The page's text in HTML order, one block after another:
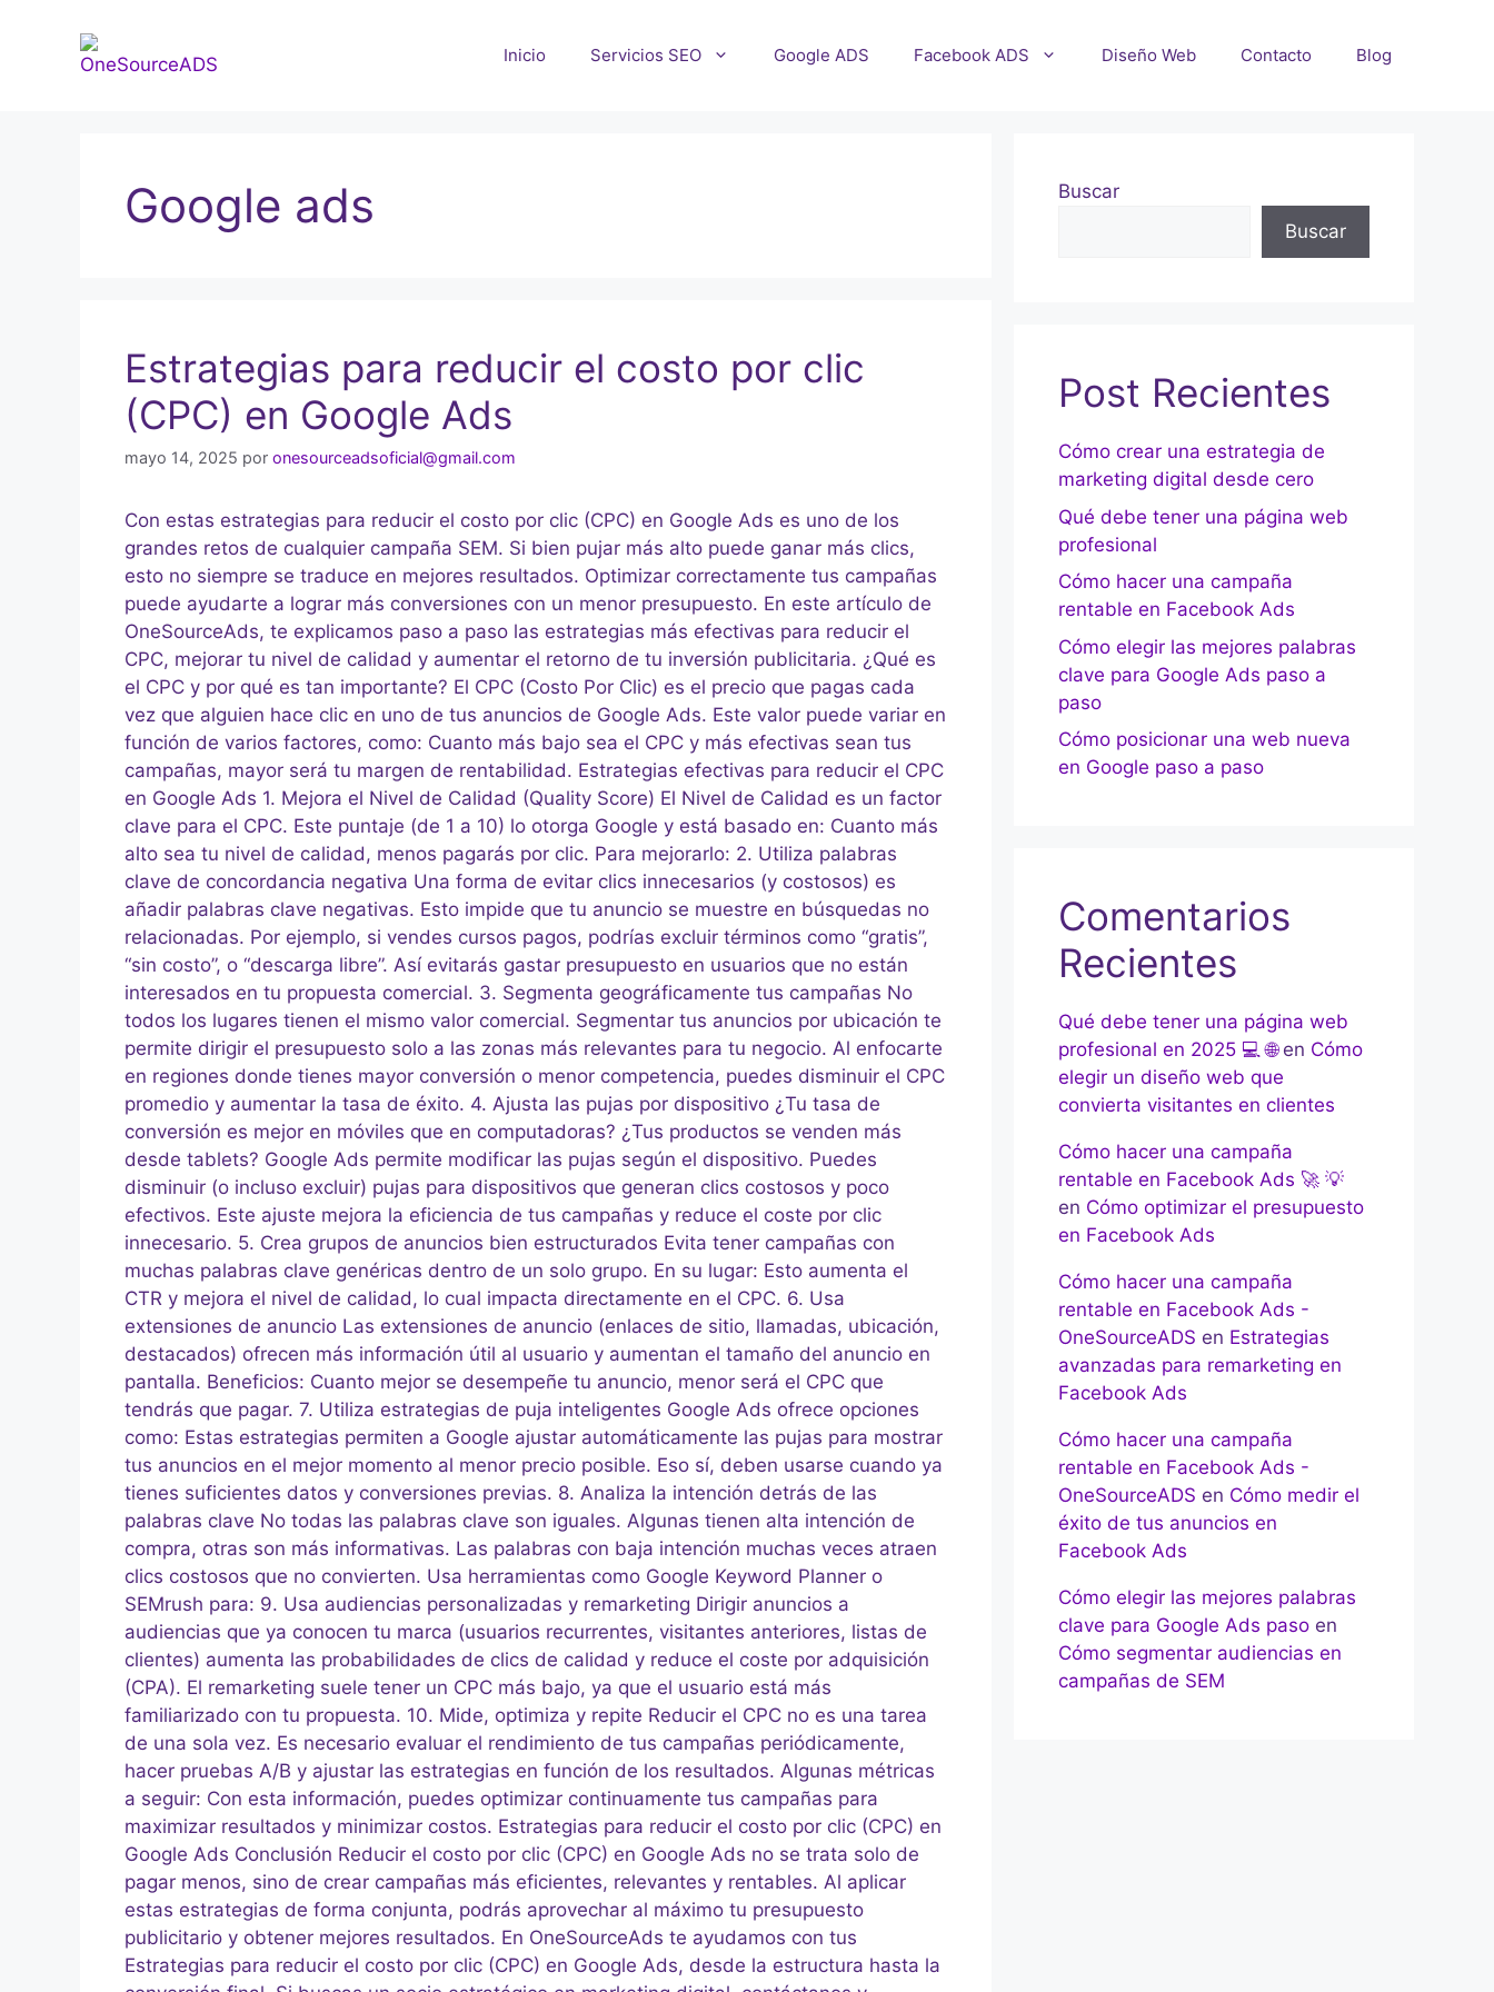
Inicio Servicios SEO Google ADS Facebook ADS Diseño Web Contacto Blog
Google ads
Estrategias para reducir el costo por clic
(CPC) en Google Ads
mayo 14, 2025 por onesourceadsoficial@gmail.com
Con estas estrategias para reducir el costo por clic (CPC) en Google Ads es uno de los
grandes retos de cualquier campaña SEM. Si bien pujar más alto puede ganar más clics,
esto no siempre se traduce en mejores resultados. Optimizar correctamente tus campañas
puede ayudarte a lograr más conversiones con un menor presupuesto. En este artículo de
OneSourceAds, te explicamos paso a paso las estrategias más efectivas para reducir el
CPC, mejorar tu nivel de calidad y aumentar el retorno de tu inversión publicitaria. ¿Qué es
el CPC y por qué es tan importante? El CPC (Costo Por Clic) es el precio que pagas cada
vez que alguien hace clic en uno de tus anuncios de Google Ads. Este valor puede variar en
función de varios factores, como: Cuanto más bajo sea el CPC y más efectivas sean tus
campañas, mayor será tu margen de rentabilidad. Estrategias efectivas para reducir el CPC
en Google Ads 1. Mejora el Nivel de Calidad (Quality Score) El Nivel de Calidad es un factor
clave para el CPC. Este puntaje (de 1 a 10) lo otorga Google y está basado en: Cuanto más
alto sea tu nivel de calidad, menos pagarás por clic. Para mejorarlo: 2. Utiliza palabras
clave de concordancia negativa Una forma de evitar clics innecesarios (y costosos) es
añadir palabras clave negativas. Esto impide que tu anuncio se muestre en búsquedas no
relacionadas. Por ejemplo, si vendes cursos pagos, podrías excluir términos como “gratis”,
“sin costo”, o “descarga libre”. Así evitarás gastar presupuesto en usuarios que no están
interesados en tu propuesta comercial. 3. Segmenta geográficamente tus campañas No
todos los lugares tienen el mismo valor comercial. Segmentar tus anuncios por ubicación te
permite dirigir el presupuesto solo a las zonas más relevantes para tu negocio. Al enfocarte
en regiones donde tienes mayor conversión o menor competencia, puedes disminuir el CPC
promedio y aumentar la tasa de éxito. 4. Ajusta las pujas por dispositivo ¿Tu tasa de
conversión es mejor en móviles que en computadoras? ¿Tus productos se venden más
desde tablets? Google Ads permite modificar las pujas según el dispositivo. Puedes
disminuir (o incluso excluir) pujas para dispositivos que generan clics costosos y poco
efectivos. Este ajuste mejora la eficiencia de tus campañas y reduce el coste por clic
innecesario. 5. Crea grupos de anuncios bien estructurados Evita tener campañas con
muchas palabras clave genéricas dentro de un solo grupo. En su lugar: Esto aumenta el
CTR y mejora el nivel de calidad, lo cual impacta directamente en el CPC. 6. Usa
extensiones de anuncio Las extensiones de anuncio (enlaces de sitio, llamadas, ubicación,
destacados) ofrecen más información útil al usuario y aumentan el tamaño del anuncio en
pantalla. Beneficios: Cuanto mejor se desempeñe tu anuncio, menor será el CPC que
tendrás que pagar. 7. Utiliza estrategias de puja inteligentes Google Ads ofrece opciones
como: Estas estrategias permiten a Google ajustar automáticamente las pujas para mostrar
tus anuncios en el mejor momento al menor precio posible. Eso sí, deben usarse cuando ya
tienes suficientes datos y conversiones previas. 8. Analiza la intención detrás de las
palabras clave No todas las palabras clave son iguales. Algunas tienen alta intención de
compra, otras son más informativas. Las palabras con baja intención muchas veces atraen
clics costosos que no convierten. Usa herramientas como Google Keyword Planner o
SEMrush para: 9. Usa audiencias personalizadas y remarketing Dirigir anuncios a
audiencias que ya conocen tu marca (usuarios recurrentes, visitantes anteriores, listas de
clientes) aumenta las probabilidades de clics de calidad y reduce el coste por adquisición
(CPA). El remarketing suele tener un CPC más bajo, ya que el usuario está más
familiarizado con tu propuesta. 10. Mide, optimiza y repite Reducir el CPC no es una tarea
de una sola vez. Es necesario evaluar el rendimiento de tus campañas periódicamente,
hacer pruebas A/B y ajustar las estrategias en función de los resultados. Algunas métricas
a seguir: Con esta información, puedes optimizar continuamente tus campañas para
maximizar resultados y minimizar costos. Estrategias para reducir el costo por clic (CPC) en
Google Ads Conclusión Reducir el costo por clic (CPC) en Google Ads no se trata solo de
pagar menos, sino de crear campañas más eficientes, relevantes y rentables. Al aplicar
estas estrategias de forma conjunta, podrás aprovechar al máximo tu presupuesto
publicitario y obtener mejores resultados. En OneSourceAds te ayudamos con tus
Estrategias para reducir el costo por clic (CPC) en Google Ads, desde la estructura hasta la
Buscar
Buscar
Post Recientes
Cómo crear una estrategia de
marketing digital desde cero
Qué debe tener una página web
profesional
Cómo hacer una campaña
rentable en Facebook Ads
Cómo elegir las mejores palabras
clave para Google Ads paso a
paso
Cómo posicionar una web nueva
en Google paso a paso
Comentarios
Recientes
Qué debe tener una página web
profesional en 2025 💻 🌐en Cómo
elegir un diseño web que
convierta visitantes en clientes
Cómo hacer una campaña
rentable en Facebook Ads 🚀 💡
en Cómo optimizar el presupuesto
en Facebook Ads
Cómo hacer una campaña
rentable en Facebook Ads -
OneSourceADS en Estrategias
avanzadas para remarketing en
Facebook Ads
Cómo hacer una campaña
rentable en Facebook Ads -
OneSourceADS en Cómo medir el
éxito de tus anuncios en
Facebook Ads
Cómo elegir las mejores palabras
clave para Google Ads paso en
Cómo segmentar audiencias en
campañas de SEM